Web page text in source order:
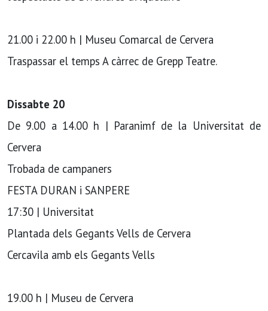
21.00 i 22.00 h | Museu Comarcal de Cervera
Traspassar el temps A càrrec de Grepp Teatre.
Dissabte 20
De 9.00 a 14.00 h | Paranimf de la Universitat de
Cervera
Trobada de campaners
FESTA DURAN i SANPERE
17:30 | Universitat
Plantada dels Gegants Vells de Cervera
Cercavila amb els Gegants Vells
19.00 h | Museu de Cervera